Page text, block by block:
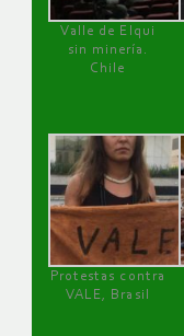
Valle de Elqui
sin minería.
Chile
Protestas contra
VALE, Brasil